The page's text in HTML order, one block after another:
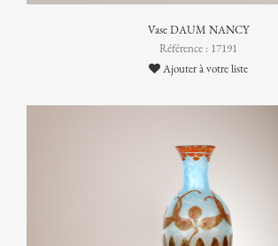
Vase DAUM NANCY
Référence : 17191
Ajouter à votre liste